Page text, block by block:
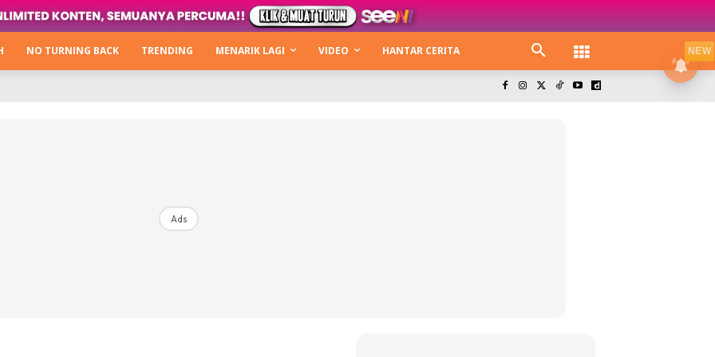
Hijabista
Next Level
NO TURNING BACK TRENDING MENARIK LAGI VIDEO HANTAR CERITA
Ads
NEW